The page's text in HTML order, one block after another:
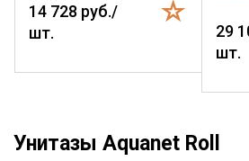
14 728 руб./
шт.
29
шт.
Унитазы Aquanet Roll